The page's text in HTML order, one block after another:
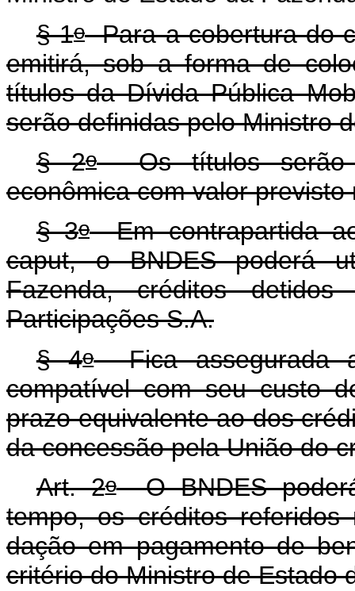
§ 1oPara a cobertura do
emitirá, sob a forma de
títulos da Dívida Pública
serão definidas pelo Ministro
§ 2oOs títulos serão
econômica com valor previsto
§ 3oEm contrapartida
caput, o BNDES poderá
Fazenda, créditos
Participações S.A.
§ 4oFica assegurada
compatível com seu custo
prazo equivalente ao dos
da concessão pela União do
Art. 2oO BNDES
tempo, os créditos
dação em pagamento de
critério do Ministro de Estado